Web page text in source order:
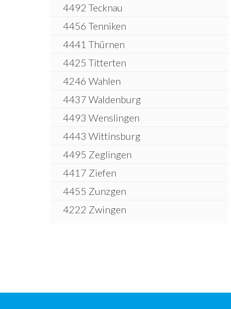
4492 Tecknau
4456 Tenniken
4441 Thürnen
4425 Titterten
4246 Wahlen
4437 Waldenburg
4493 Wenslingen
4443 Wittinsburg
4495 Zeglingen
4417 Ziefen
4455 Zunzgen
4222 Zwingen